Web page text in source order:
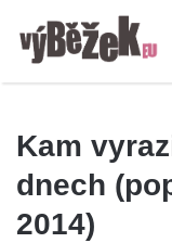
Kam
dnech
2014)